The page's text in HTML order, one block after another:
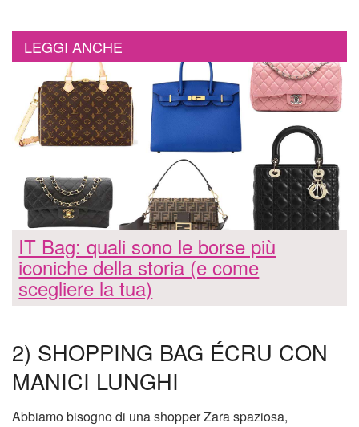
LEGGI ANCHE
IT Bag: quali sono le borse più
iconiche della storia (e come
scegliere la tua)
2) SHOPPING BAG ÉCRU CON
MANICI LUNGHI
Abbiamo bisogno di una shopper Zara spaziosa,